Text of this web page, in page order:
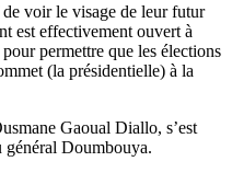
voir le visage de leur futur
est effectivement ouvert à
permettre que les élections
(la présidentielle) à la
Gaoual Diallo, s’est
général Doumbouya.